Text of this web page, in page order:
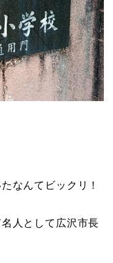
なんてビックリ！
人として広沢市長